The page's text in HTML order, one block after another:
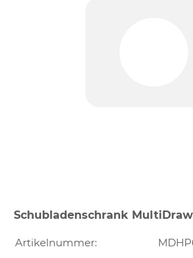
Schubladenschrank
Artikelnummer: